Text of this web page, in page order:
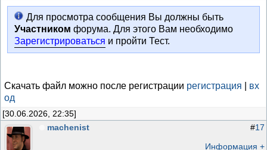
Для просмотра сообщения Вы должны быть
Участником форума. Для этого Вам необходимо
Зарегистрироваться и пройти Тест.
Скачать файл можно после регистрации регистрация
вх
од
[30.06.2026, 22:35]
machenist
#17
Информация +